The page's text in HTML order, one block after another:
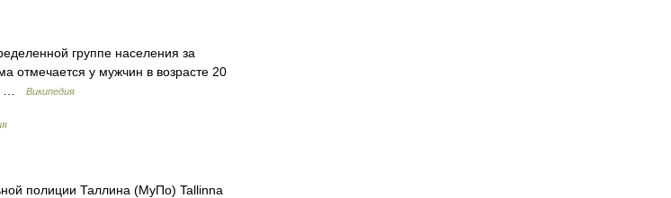
группе населения за
отмечается у мужчин в возрасте 20
…
Википедия
полиции Таллина (МуПо) Tallinna